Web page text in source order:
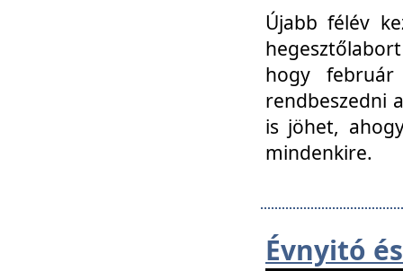
Újabb félév
hogy
rendbeszedni
is jöhet,
mindenkire.
Évnyitó